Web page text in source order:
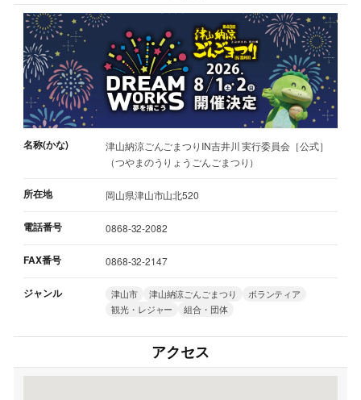
名称(かな)
津山納涼ごんごまつりIN吉井川 実行委員会［公式］
（つやまのうりょうごんごまつり）
所在地 岡山県津山市山北520
電話番号 0868-32-2082
FAX番号 0868-32-2147
ジャンル 津山市 津山納涼ごんごまつり
ボランティア
観光・レジャー
組合・団体
アクセス